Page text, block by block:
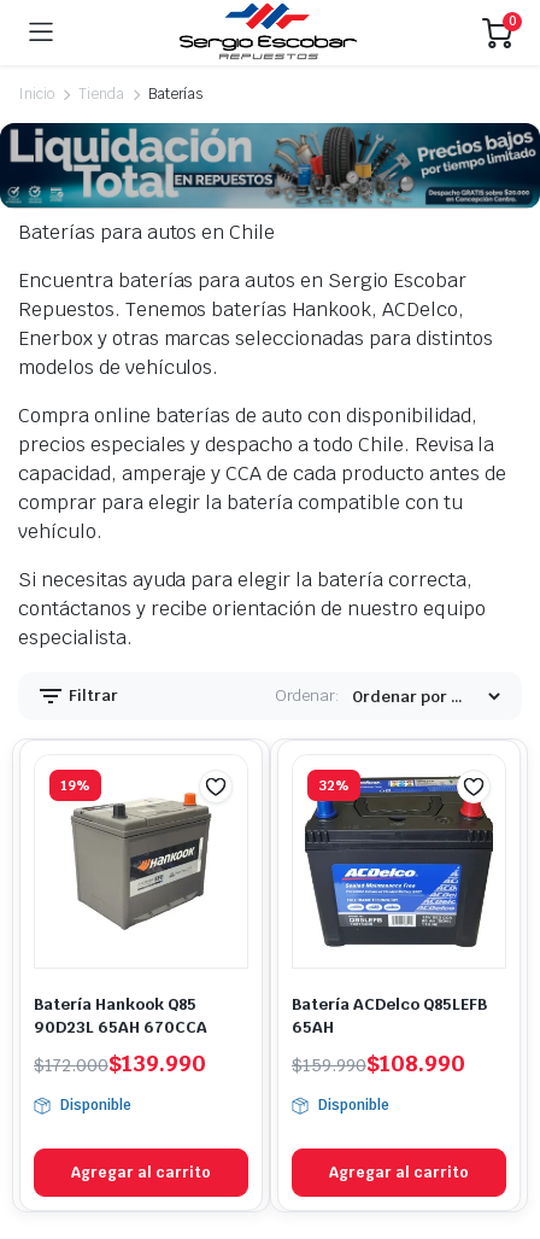
0
Inicio Tienda Baterías
Baterías para autos en Chile
Encuentra baterías para autos en Sergio Escobar
Repuestos. Tenemos baterías Hankook, ACDelco,
Enerbox y otras marcas seleccionadas para distintos
modelos de vehículos.
Compra online baterías de auto con disponibilidad,
precios especiales y despacho a todo Chile. Revisa la
capacidad, amperaje y CCA de cada producto antes de
comprar para elegir la batería compatible con tu
vehículo.
Si necesitas ayuda para elegir la batería correcta,
contáctanos y recibe orientación de nuestro equipo
especialista.
Filtrar Ordenar:
19%
Batería Hankook Q85
90D23L 65AH 670CCA
$172.000
El
original
$172.000.
$139.990
El
actual
$139.990.
Disponible
Agregar al carrito
32%
Batería ACDelco Q85LEFB
65AH
$159.990
El
original
$159.990.
$108.990
El
actual
$108.990.
Disponible
Agregar al carrito